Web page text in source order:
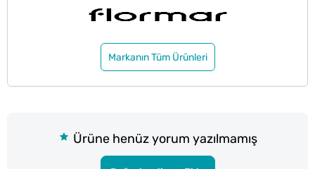
Markanın Tüm Ürünleri
Ürüne henüz yorum yazılmamış